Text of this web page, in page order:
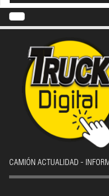
CAMIÓN ACTUALIDAD -